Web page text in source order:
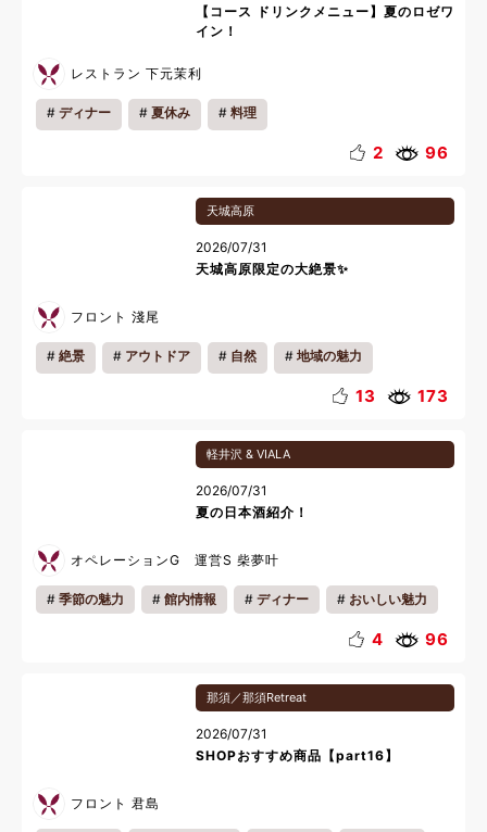
【コース ドリンクメニュー】夏のロゼワ
イン！
レストラン 下元茉利
ディナー 夏休み 料理
2 96
天城高原
2026/07/31
天城高原限定の大絶景✨
フロント 淺尾
絶景 アウトドア 自然 地域の魅力
13 173
軽井沢 & VIALA
2026/07/31
夏の日本酒紹介！
オペレーションG 運営S 柴夢叶
季節の魅力 館内情報 ディナー おいしい魅力
4 96
那須／那須Retreat
2026/07/31
SHOPおすすめ商品【part16】
フロント 君島